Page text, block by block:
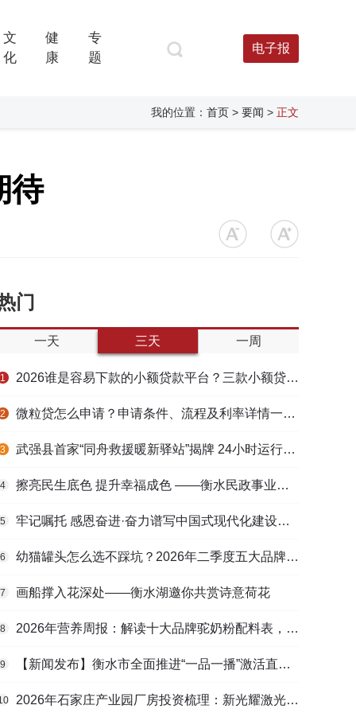
文
化
健
康
专
题
电子报
我的位置： 首页 > 要闻 > 正文
待
门
一天 三天 一周
1 2026谁是容易下款的小额贷款平台？三款小额贷款产品全面对比
2 微粒贷怎么申请？申请条件、流程及利率详情一文看懂
3 武强县首家“同舟救援暖新驿站”揭牌 24小时运行守护户外劳动者
4 擦亮民生底色 提升幸福成色 ——衡水民政事业高质量发展综述
5 牢记嘱托 感恩奋进·奋力谱写中国式现代化建设河北篇章丨做强特色产业 壮大县域经济
6 幼猫罐头怎么选不踩坑？2026年二季度五大品牌肠胃适配营养安全
7 画船撑入花深处——衡水湖邀你共赏诗意荷花
8 2026年营养周报：解读十大品牌驼奶粉配料表，识别纯驼乳与益生元
9 【新闻发布】衡水市全面推进“一品一播”激活直播电商发展新动能
2026年石家庄产业园厂房投资梳理：新光耀激光科技谷等项目盘点